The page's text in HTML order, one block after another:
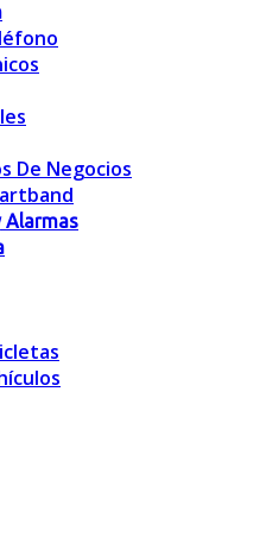
De Negocios
Alarmas